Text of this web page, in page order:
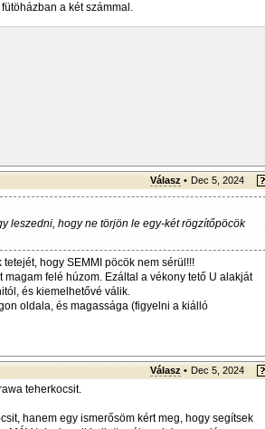
a két számmal.
Válasz • Dec 5, 2024
leszedni, hogy ne törjön le egy-két rögzítőpöcök
hogy SEMMI pöcök nem sérül!!!
felé húzom. Ezáltal a vékony tető U alakját
és kiemelhetővé válik.
oldala, és magassága (figyelni a kiálló
Válasz • Dec 5, 2024
teherkocsit.
hanem egy ismerősöm kért meg, hogy segítsek